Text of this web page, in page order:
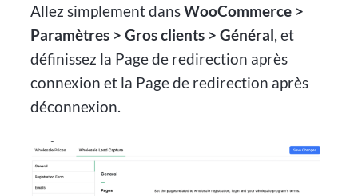
Allez simplement dansWooCommerce >
Paramètres > Gros clients > Général, et
définissez la Page de redirection après
connexion et la Page de redirection après
déconnexion.